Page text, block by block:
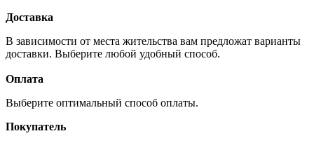
Доставка
В зависимости от места жительства вам предложат варианты
доставки. Выберите любой удобный способ.
Оплата
Выберите оптимальный способ оплаты.
Покупатель